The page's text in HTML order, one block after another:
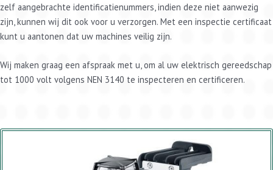
zelf aangebrachte identificatienummers, indien deze niet aanwezig
zijn, kunnen wij dit ook voor u verzorgen. Met een inspectie certificaat
kunt u aantonen dat uw machines veilig zijn.
Wij maken graag een afspraak met u, om al uw elektrisch gereedschap
tot 1000 volt volgens NEN 3140 te inspecteren en certificeren.